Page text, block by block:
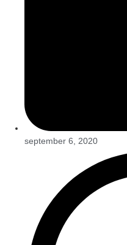
september 6, 2020